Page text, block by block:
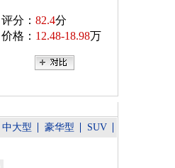
评分： 82.4分
价格： 12.48-18.98万
中大型 豪华型 SUV